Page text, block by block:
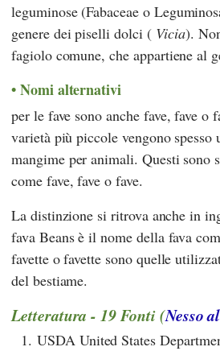
leguminose (Fabaceae o
genere dei piselli dolci ( Vicia).
fagiolo comune, che appartiene al
Nomi alternativi
per le fave sono anche fave, fave o
varietà più piccole vengono spesso
mangime per animali. Questi sono
come fave, fave o fave.
La distinzione si ritrova anche in
fava Beans è il nome della fava
favette o favette sono quelle
del bestiame.
Letteratura - 19 Fonti (Nesso
1. USDA United States